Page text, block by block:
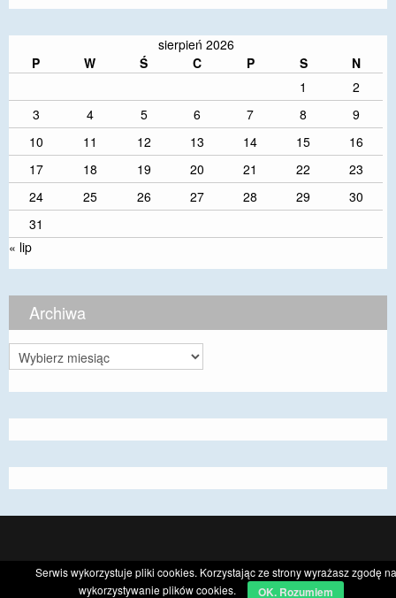
sierpień 2026
P
W Ś C P S
N
1
2
3
4 5 6 7 8
9
10
11 12 13 14 15
16
17
18 19 20 21 22
23
24
25 26 27 28 29
30
31
« lip
Archiwa
Archiwa
CyberChimps ©2026
Serwis wykorzystuje pliki cookies. Korzystając ze strony wyrażasz zgodę na
wykorzystywanie plików cookies.
OK. Rozumiem